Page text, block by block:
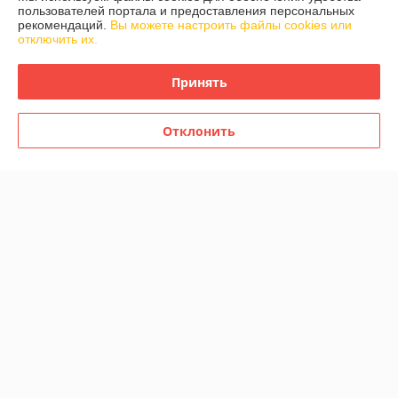
График работы
Полная версия сайта
Политика обработки cookies
Сайт создан на платформе Deal.by
пользователей портала и предоставления персональных
рекомендаций. Вы можете настроить файлы cookies или
отключить их.
Принять
Отклонить